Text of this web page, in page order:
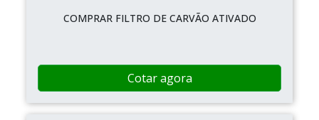
COMPRAR FILTRO DE CARVÃO ATIVADO
Cotar agora